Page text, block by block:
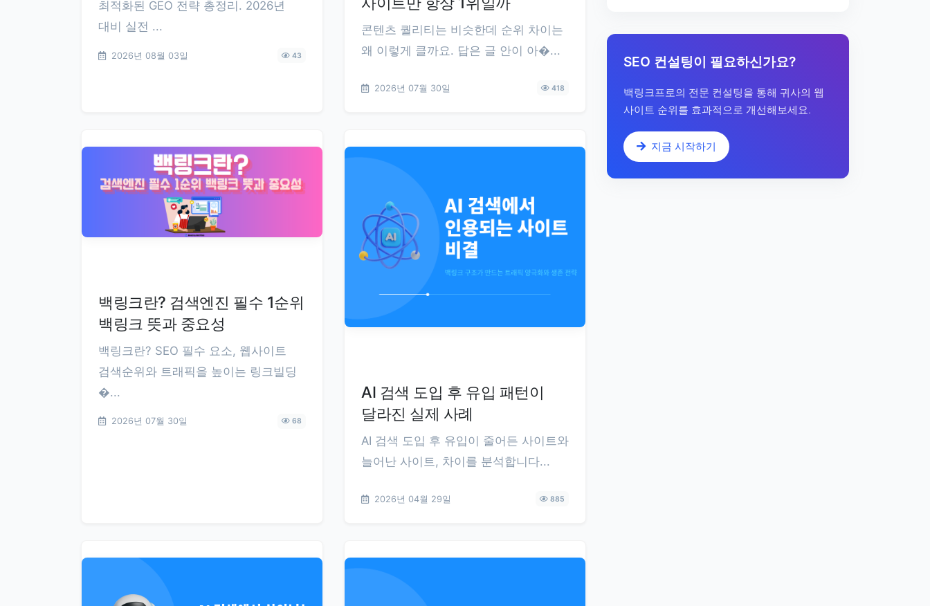
최적화된 GEO 전략 총정리. 2026년
대비 실전 ...
2026년 08월 03일 43
콘텐츠 퀄리티는 비슷한데 순위 차이는
왜 이렇게 클까요. 답은 글 안이 아�...
2026년 07월 30일 418
백링크란? 검색엔진 필수 1순위
백링크 뜻과 중요성
백링크란? SEO 필수 요소, 웹사이트
검색순위와 트래픽을 높이는 링크빌딩
�...
2026년 07월 30일 68
AI 검색 도입 후 유입 패턴이
달라진 실제 사례
AI 검색 도입 후 유입이 줄어든 사이트와
늘어난 사이트, 차이를 분석합니다...
2026년 04월 29일 885
SEO 컨설팅이 필요하신가요?
백링크프로의 전문 컨설팅을 통해 귀사의 웹
사이트 순위를 효과적으로 개선해보세요.
지금 시작하기